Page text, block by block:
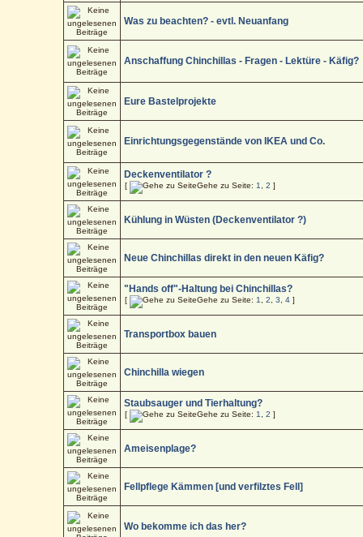
Was zu beachten? - evtl. Neuanfang
Anschaffung Chinchillas - Fragen - Lektüre - Käfig?
Eure Bastelprojekte
Einrichtungsgegenstände von IKEA und Co.
Deckenventilator ?
[ Gehe zu Seite: 1 ,2 ]
Kühlung in Wüsten (Deckenventilator ?)
Neue Chinchillas direkt in den neuen Käfig?
"Hands off"-Haltung bei Chinchillas?
[ Gehe zu Seite: 1 ,2 ,3 ,4 ]
Transportbox bauen
Chinchilla wiegen
Staubsauger und Tierhaltung?
[ Gehe zu Seite: 1 ,2 ]
Ameisenplage?
Fellpflege Kämmen [und verfilztes Fell]
Wo bekomme ich das her?